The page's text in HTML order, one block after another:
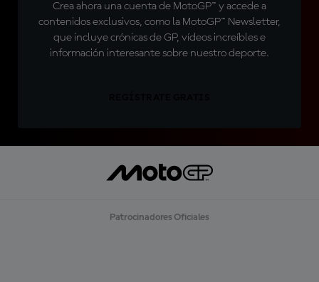
Crea ahora una cuenta de MotoGP™ y accede a
contenidos exclusivos, como la MotoGP™ Newsletter,
que incluye crónicas de GP, vídeos increíbles e
información interesante sobre nuestro deporte.
Patrocinadores Oficiales